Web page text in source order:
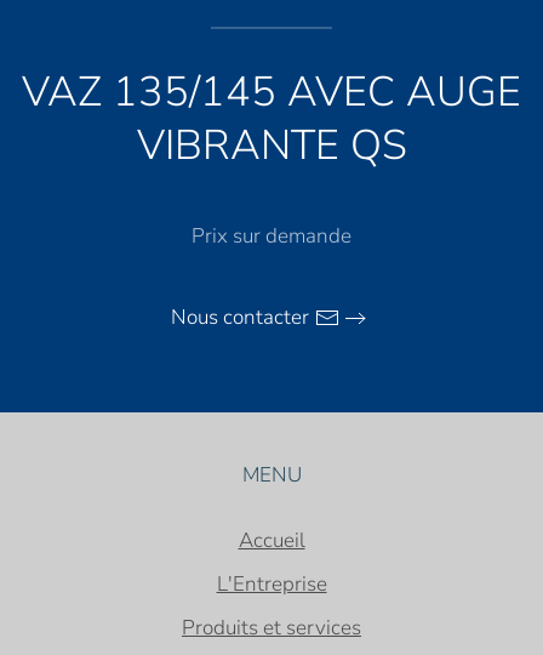
VAZ 135/145 AVEC AUGE
VIBRANTE QS
Prix sur demande
Nous contacter
MENU
Accueil
L'Entreprise
Produits et services